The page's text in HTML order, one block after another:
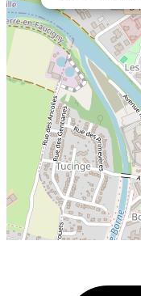
Localisation en cours...